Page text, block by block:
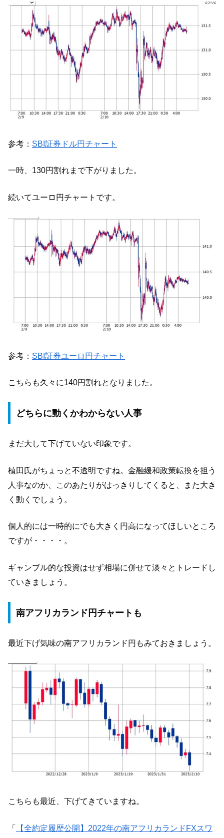
参考： SBI証券ドル円チャート
一時、130円割れまで下がりました。
続いてユーロ円チャートです。
参考： SBI証券ユーロ円チャート
こちらも久々に140円割れとなりました。
どちらに動くかわからない人事
まだ大して下げていない印象です。
植田氏がちょっと不透明ですね。金融緩和政策転換を担う
人事なのか、このあたりがはっきりしてくると、また大き
く動くでしょう。
個人的には一時的にでも大きく円高になってほしいところ
ですが・・・・。
ギャンブル的な投資はせず相場に併せて淡々とトレードし
ていきましょう。
南アフリカランド円チャートも
最近下げ気味の南アフリカランド円もみておきましょう。
こちらも最近、下げてきていますね。
「 【全約定履歴公開】2022年の南アフリカランドFXスワ